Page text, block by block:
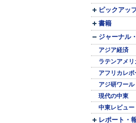
ピックアッ
書籍
ジャーナル
アジア経済
ラテンアメリ
アフリカレポ
アジ研ワー
現代の中東
中東レビュー
レポート・